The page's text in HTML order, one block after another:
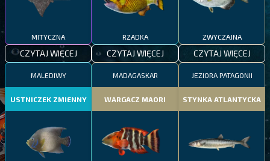
MITYCZNA
CZYTAJ WIĘCEJ
RZADKA
CZYTAJ WIĘCEJ
ZWYCZAJNA
CZYTAJ WIĘCEJ
MALEDIWY
USTNICZEK ZMIENNY
MADAGASKAR
WARGACZ MAORI
JEZIORA PATAGONII
STYNKA ATLANTYCKA